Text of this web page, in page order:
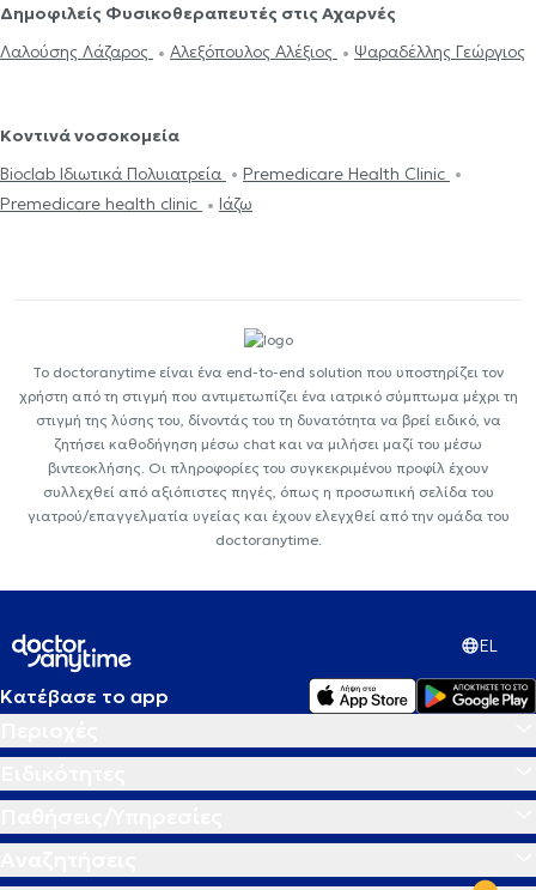
Δημοφιλείς Φυσικοθεραπευτές στις Αχαρνές
Λαλούσης Λάζαρος
Αλεξόπουλος Αλέξιος Ψαραδέλλης Γεώργιος
Κοντινά νοσοκομεία
Bioclab Ιδιωτικά Πολυιατρεία
Premedicare Health Clinic
Premedicare health clinic
Ιάζω
Το doctoranytime είναι ένα end-to-end solution που υποστηρίζει τον
χρήστη από τη στιγμή που αντιμετωπίζει ένα ιατρικό σύμπτωμα μέχρι τη
στιγμή της λύσης του, δίνοντάς του τη δυνατότητα να βρεί ειδικό, να
ζητήσει καθοδήγηση μέσω chat και να μιλήσει μαζί του μέσω
βιντεοκλήσης. Οι πληροφορίες του συγκεκριμένου προφίλ έχουν
συλλεχθεί από αξιόπιστες πηγές, όπως η προσωπική σελίδα του
γιατρού/επαγγελματία υγείας και έχουν ελεγχθεί από την ομάδα του
doctoranytime.
EL
Κατέβασε το app